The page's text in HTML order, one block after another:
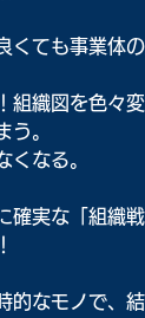
くても事業体
組織図を色々
う。
くなる。
確実な「組織
的なモノで、